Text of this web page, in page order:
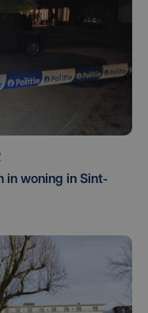
in woning in Sint-